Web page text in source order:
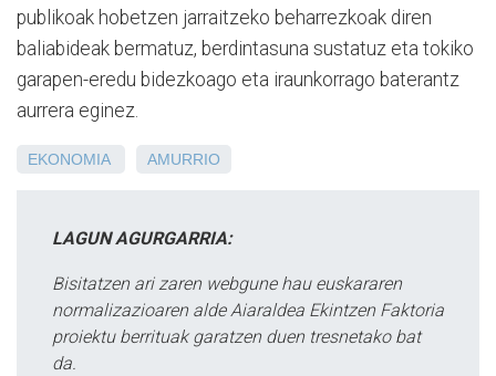
publikoak hobetzen jarraitzeko beharrezkoak diren
baliabideak bermatuz, berdintasuna sustatuz eta tokiko
garapen-eredu bidezkoago eta iraunkorrago baterantz
aurrera eginez.
EKONOMIA AMURRIO
LAGUN AGURGARRIA:
Bisitatzen ari zaren webgune hau euskararen
normalizazioaren alde Aiaraldea Ekintzen Faktoria
proiektu berrituak garatzen duen tresnetako bat
da.